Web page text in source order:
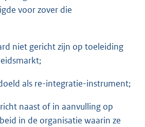
voor zover die
niet gericht zijn op toeleiding
als re-integratie-instrument;
naast of in aanvulling op
in de organisatie waarin ze